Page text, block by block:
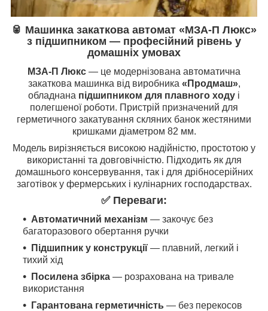
🥫 Машинка закаткова автомат «МЗА-П Люкс»
з підшипником — професійний рівень у
домашніх умовах
МЗА-П Люкс — це модернізована автоматична
закаткова машинка від виробника «Продмаш»,
обладнана підшипником для плавного ходу і
полегшеної роботи. Пристрій призначений для
герметичного закатування скляних банок жестяними
кришками діаметром 82 мм.
Модель вирізняється високою надійністю, простотою у
використанні та довговічністю. Підходить як для
домашнього консервування, так і для дрібносерійних
заготівок у фермерських і кулінарних господарствах.
✅ Переваги:
Автоматичний механізм — закочує без
багаторазового обертання ручки
Підшипник у конструкції — плавний, легкий і
тихий хід
Посилена збірка — розрахована на тривале
використання
Гарантована герметичність — без перекосов